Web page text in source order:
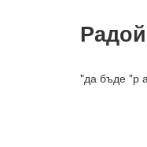
Радой
"да бъде "р